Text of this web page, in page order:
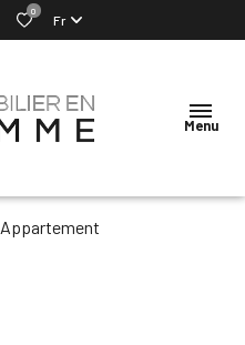
0
Fr
Menu
Appartement